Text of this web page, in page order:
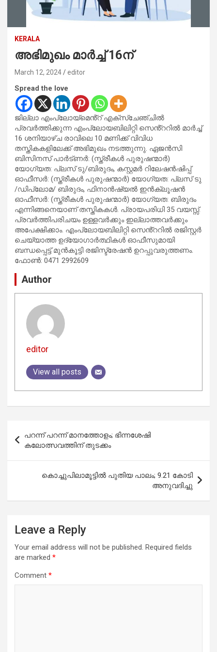
KERALA
അഭിമുഖം മാർച്ച് 16ന്
March 12, 2024 editor
Spread the love
ജില്ലാ എംപ്ലോയ്മെൻ്റ് എക്സ്ചേഞ്ചിൽ
പ്രവർത്തിക്കുന്ന എംപ്ലോയബിലിറ്റി സെൻ്ററിൽ മാർച്ച്
16 ശനിയാഴ്ച രാവിലെ 10 മണിക്ക് വിവിധ
തസ്തികകളിലേക്ക് അഭിമുഖം നടത്തുന്നു. ഏജൻസി
ബിസിനസ് പാർട്ണർ: (സ്ത്രീകൾ പുരുഷന്മാർ)
യോഗ്യത: പ്ലസ് ടു/ബിരുദം, കസ്റ്റമർ റിലേഷൻഷിപ്പ്
ഓഫീസർ: (സ്ത്രീകൾ പുരുഷന്മാർ) യോഗ്യത: പ്ലസ് ടു
/ഡിപ്ലോമ/ ബിരുദം, ഫിനാൻഷ്യൽ ഇൻക്ലൂഷൻ
ഓഫീസർ: (സ്ത്രീകൾ പുരുഷന്മാർ) യോഗ്യത: ബിരുദം
എന്നിങ്ങനെയാണ് തസ്തികകൾ. പ്രായപരിധി 35 വയസ്സ്.
പ്രവർത്തിപരിചയം ഉള്ളവർക്കും ഇല്ലാത്തവർക്കും
അപേക്ഷിക്കാം. എംപ്ലോയബിലിറ്റി സെൻ്ററിൽ രജിസ്റ്റർ
ചെയ്യാത്ത ഉദ്യോഗാർത്ഥികൾ ഓഫീസുമായി
ബന്ധപ്പെട്ട് മുൻകൂട്ടി രജിസ്ട്രേഷൻ ഉറപ്പുവരുത്തണം.
ഫോൺ: 0471 2992609
Author
editor
View all posts
navigation
പറന്ന് പറന്ന് മാനത്തോളം; ഭിന്നശേഷി
കലോത്സവത്തിന് തുടക്കം
കൊച്ചുപിലാമൂട്ടിൽ പുതിയ പാലം; 9.21 കോടി
അനുവദിച്ചു
Leave a Reply
Your email address will not be published. Required fields
are marked *
Comment *